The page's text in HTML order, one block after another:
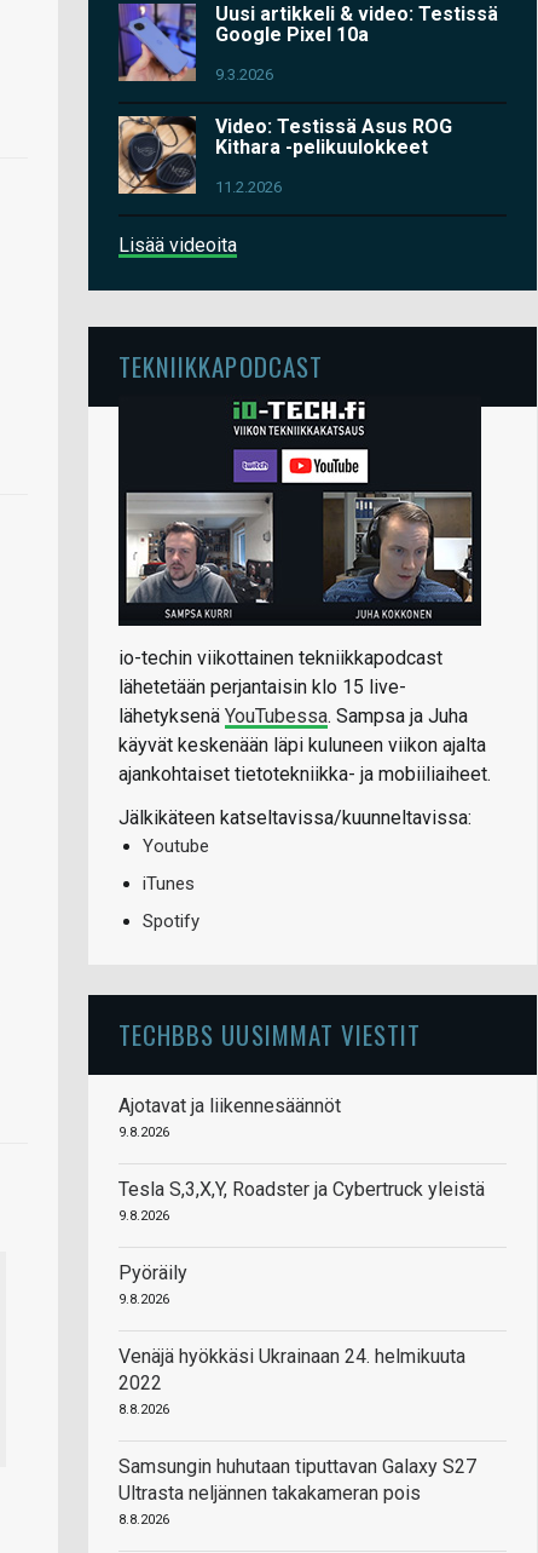
Uusi artikkeli & video: Testissä
Google Pixel 10a
9.3.2026
Video: Testissä Asus ROG
Kithara -pelikuulokkeet
11.2.2026
Lisää videoita
TEKNIIKKAPODCAST
io-techin viikottainen tekniikkapodcast
lähetetään perjantaisin klo 15 live-
lähetyksenä YouTubessa. Sampsa ja Juha
käyvät keskenään läpi kuluneen viikon ajalta
ajankohtaiset tietotekniikka- ja mobiiliaiheet.
Jälkikäteen katseltavissa/kuunneltavissa:
Youtube
iTunes
Spotify
TECHBBS UUSIMMAT VIESTIT
Ajotavat ja liikennesäännöt
9.8.2026
Tesla S,3,X,Y, Roadster ja Cybertruck yleistä
9.8.2026
Pyöräily
9.8.2026
Venäjä hyökkäsi Ukrainaan 24. helmikuuta
2022
8.8.2026
Samsungin huhutaan tiputtavan Galaxy S27
Ultrasta neljännen takakameran pois
8.8.2026